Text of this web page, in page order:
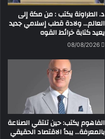
د. الطراونة يكتب : من مكة إلى
العالم… ولادة قطب إسلامي جديد
يعيد كتابة خرائط القوه
08/08/2026
الفاهوم يكتب: حين تلتقي الصناعة
بالمعرفة… يبدأ الاقتصاد الحقيقي